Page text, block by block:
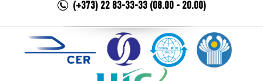
(+373) 22 83-33-33 (08.00 - 20.00)